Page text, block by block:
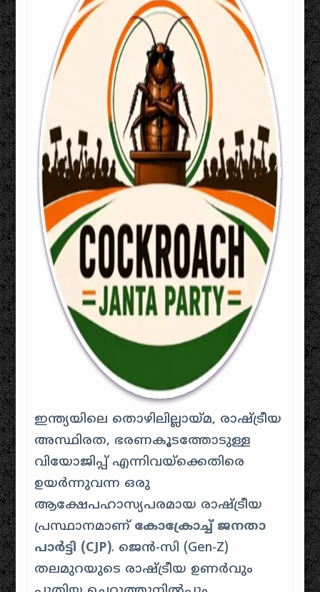
ഇന്ത്യയിലെ തൊഴിലില്ലായ്മ, രാഷ്ട്രീയ
അസ്ഥിരത, ഭരണകൂടത്തോടുള്ള
വിയോജിപ്പ് എന്നിവയ്ക്കെതിരെ
ഉയർന്നുവന്ന ഒരു
ആക്ഷേപഹാസ്യപരമായ രാഷ്ട്രീയ
പ്രസ്ഥാനമാണ് കോക്രോച്ച് ജനതാ
പാർട്ടി (CJP). ജെൻ-സി (Gen-Z)
തലമുറയുടെ രാഷ്ട്രീയ ഉണർവും